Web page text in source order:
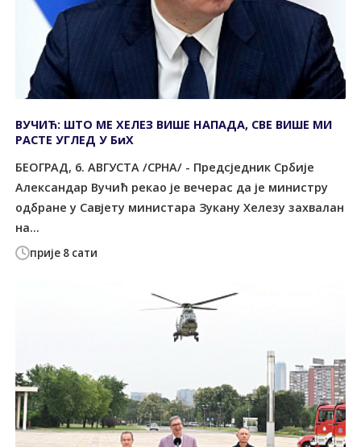
прије 8 сати
ВУЧИЋ: ШТО МЕ ХЕЛЕЗ ВИШЕ НАПАДА, СВЕ ВИШЕ МИ
РАСТЕ УГЛЕД У БиХ
БЕОГРАД, 6. АВГУСТА /СРНА/ - Предсједник Србије
Александар Вучић рекао је вечерас да је министру
одбране у Савјету министара Зукану Хелезу захвалан
на...